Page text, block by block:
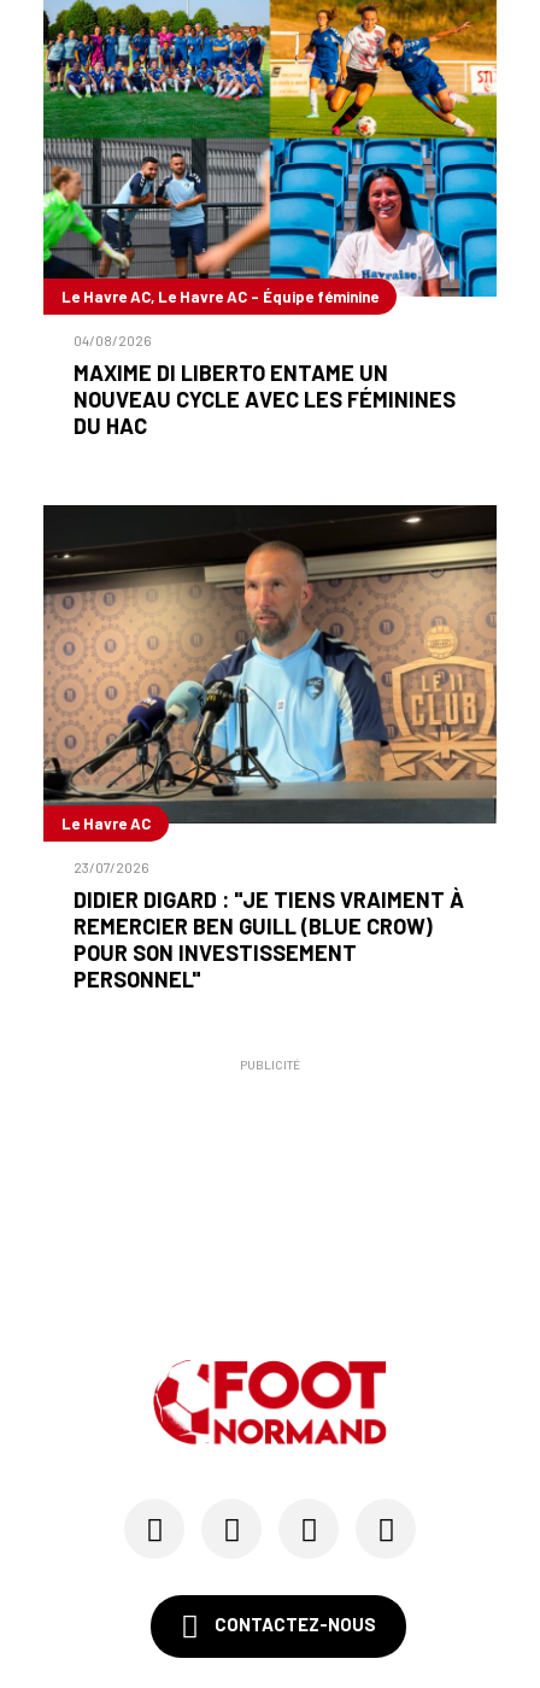
Le Havre AC, Le Havre AC - Équipe féminine
04/08/2026
MAXIME DI LIBERTO ENTAME UN
NOUVEAU CYCLE AVEC LES FÉMININES
DU HAC
Le Havre AC
23/07/2026
DIDIER DIGARD : "JE TIENS VRAIMENT À
REMERCIER BEN GUILL (BLUE CROW)
POUR SON INVESTISSEMENT
PERSONNEL"
PUBLICITÉ
CONTACTEZ-NOUS